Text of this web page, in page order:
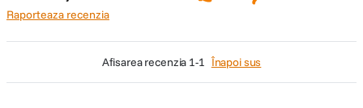
Raporteaza recenzia
afisarea recenzia 1-1 Înapoi sus